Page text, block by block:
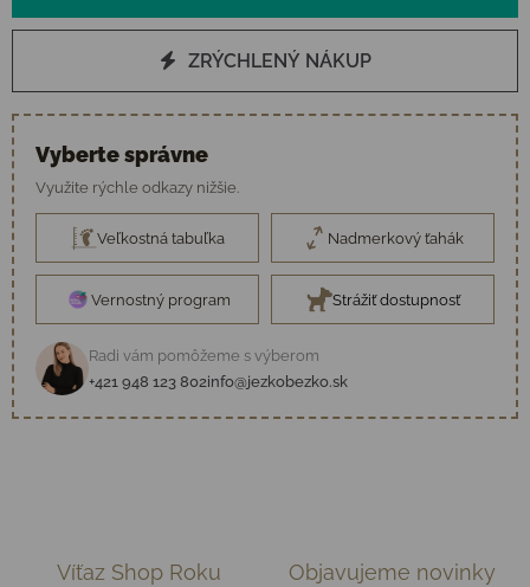
ZRÝCHLENÝ NÁKUP
Vyberte správne
Využite rýchle odkazy nižšie.
Veľkostná tabuľka Nadmerkový ťahák
Vernostný program Strážiť dostupnosť
Radi vám pomôžeme s výberom
+421 948 123 802info@jezkobezko.sk
Víťaz Shop Roku Objavujeme novinky